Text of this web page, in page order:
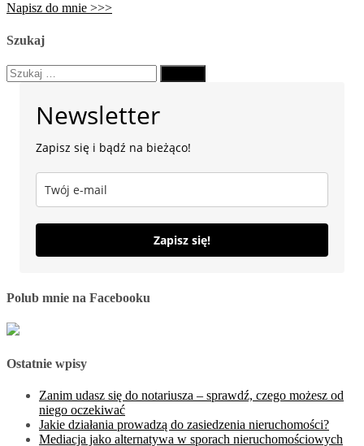
Napisz do mnie >>>
Szukaj
Szukaj:
Newsletter
Zapisz się i bądź na bieżąco!
Zapisz się!
Polub mnie na Facebooku
Ostatnie wpisy
Zanim udasz się do notariusza – sprawdź, czego możesz od
niego oczekiwać
Jakie działania prowadzą do zasiedzenia nieruchomości?
Mediacja jako alternatywa w sporach nieruchomościowych